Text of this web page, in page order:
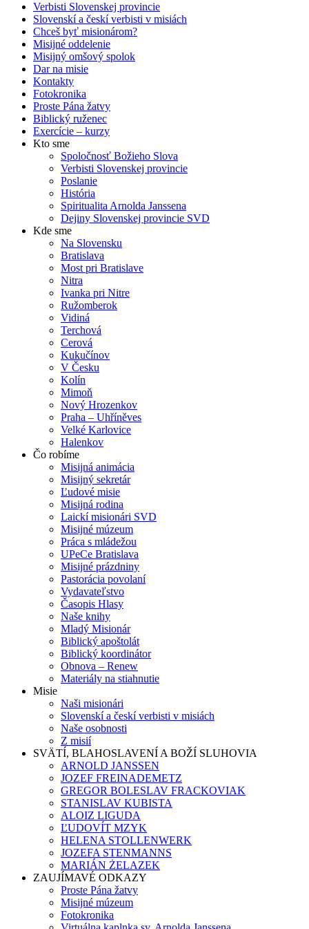
Verbisti Slovenskej provincie
Slovenskí a českí verbisti v misiách
Chceš byť misionárom?
Misijné oddelenie
Misijný omšový spolok
Dar na misie
Kontakty
Fotokronika
Proste Pána žatvy
Biblický ruženec
Exercície – kurzy
Kto sme
Spoločnosť Božieho Slova
Verbisti Slovenskej provincie
Poslanie
História
Spiritualita Arnolda Janssena
Dejiny Slovenskej provincie SVD
Kde sme
Na Slovensku
Bratislava
Most pri Bratislave
Nitra
Ivanka pri Nitre
Ružomberok
Vidiná
Terchová
Cerová
Kukučínov
V Česku
Kolín
Mimoň
Nový Hrozenkov
Praha – Uhříněves
Velké Karlovice
Halenkov
Čo robíme
Misijná animácia
Misijný sekretár
Ľudové misie
Misijná rodina
Laickí misionári SVD
Misijné múzeum
Práca s mládežou
UPeCe Bratislava
Misijné prázdniny
Pastorácia povolaní
Vydavateľstvo
Časopis Hlasy
Naše knihy
Mladý Misionár
Biblický apoštolát
Biblický koordinátor
Obnova – Renew
Materiály na stiahnutie
Misie
Naši misionári
Slovenskí a českí verbisti v misiách
Naše osobnosti
Z misií
SVÄTÍ, BLAHOSLAVENÍ A BOŽÍ SLUHOVIA
ARNOLD JANSSEN
JOZEF FREINADEMETZ
GREGOR BOLESLAV FRACKOVIAK
STANISLAV KUBISTA
ALOIZ LIGUDA
ĽUDOVÍT MZYK
HELENA STOLLENWERK
JOZEFA STENMANNS
MARIÁN ŻELAZEK
ZAUJÍMAVÉ ODKAZY
Proste Pána žatvy
Misijné múzeum
Fotokronika